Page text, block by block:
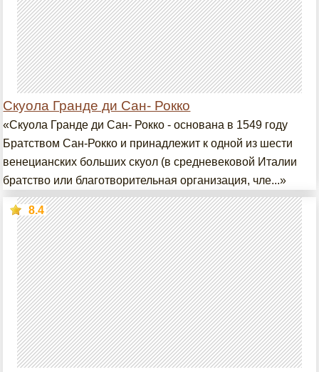
Скуола Гранде ди Сан- Рокко
«Скуола Гранде ди Сан- Рокко - основана в 1549 году
Братством Сан-Рокко и принадлежит к одной из шести
венецианских больших скуол (в средневековой Италии
братство или благотворительная организация, чле...»
8.4